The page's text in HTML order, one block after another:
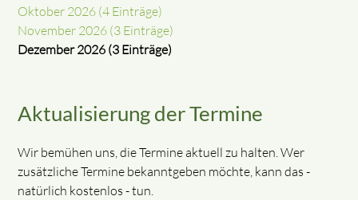
Oktober 2026 (4 Einträge)
November 2026 (3 Einträge)
Dezember 2026 (3 Einträge)
Aktualisierung der Termine
Wir bemühen uns, die Termine aktuell zu halten. Wer
zusätzliche Termine bekanntgeben möchte, kann das -
natürlich kostenlos - tun.